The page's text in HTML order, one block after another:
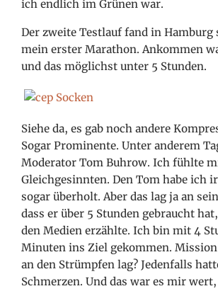
ich endlich im Grünen war.
Der zweite Testlauf fand in Hamburg
mein erster Marathon. Ankommen
und das möglichst unter 5 Stunden.
Siehe da, es gab noch andere
Sogar Prominente. Unter anderem
Moderator Tom Buhrow. Ich fühlte
Gleichgesinnten. Den Tom habe ich
sogar überholt. Aber das lag ja an
dass er über 5 Stunden gebraucht
den Medien erzählte. Ich bin mit 4
Minuten ins Ziel gekommen. Mission
an den Strümpfen lag? Jedenfalls
Schmerzen. Und das war es mir